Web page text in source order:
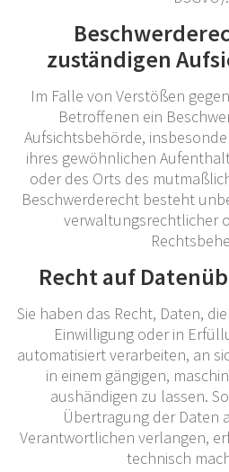
zuständigen
Im Falle von Verstößen
Betroffenen ein
Aufsichtsbehörde,
ihres gewöhnlichen
oder des Orts des
Beschwerderecht besteht
verwaltungsrechtlicher
Recht auf
Sie haben das Recht, Daten,
Einwilligung oder in
automatisiert verarbeiten, an
in einem gängigen,
aushändigen zu lassen.
Übertragung der Daten
Verantwortlichen verlangen,
technisch